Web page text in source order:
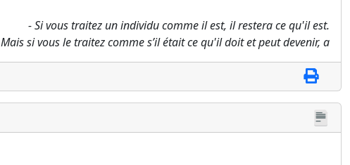
- Si vous traitez un individu comme il est, il restera ce qu'il est.
Mais si vous le traitez comme s’il était ce qu'il doit et peut devenir, a